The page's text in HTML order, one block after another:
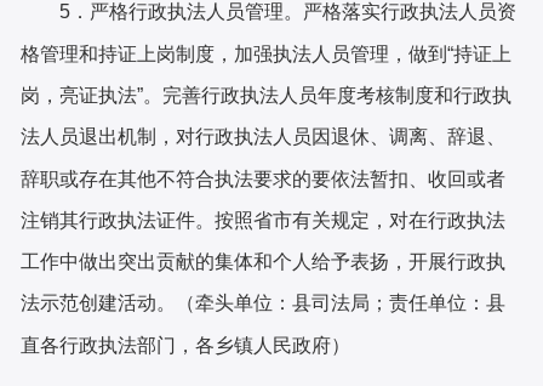
5．严格行政执法人员管理。严格落实行政执法人员资
格管理和持证上岗制度，加强执法人员管理，做到“持证上
岗，亮证执法”。完善行政执法人员年度考核制度和行政执
法人员退出机制，对行政执法人员因退休、调离、辞退、
辞职或存在其他不符合执法要求的要依法暂扣、收回或者
注销其行政执法证件。按照省市有关规定，对在行政执法
工作中做出突出贡献的集体和个人给予表扬，开展行政执
法示范创建活动。（牵头单位：县司法局；责任单位：县
直各行政执法部门，各乡镇人民政府）